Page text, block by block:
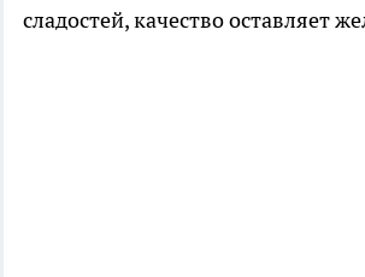
сладостей, качество оставляет